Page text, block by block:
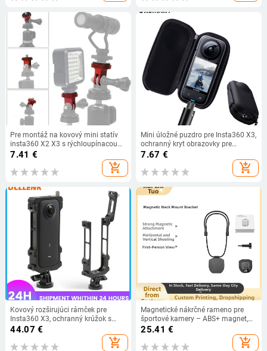
Pre montáž na kovový mini statív
insta360 X2 X3 s rýchloupínacou
základňou 1/4" pre GoPro Hero 11
0 9 a príslušenstvo k akčným
kamerám
7.41 €
add_shopping_cart
Mini úložné puzdro pre Insta360 X3,
ochranný kryt obrazovky pre
športovú kameru, prenosné
ochranné puzdro z PU, vrecko pre
príslušenstvo Insta 360 X3
7.67 €
add_shopping_cart
Kovový rozširujúci rámček pre
Insta360 X3, ochranný krúžok s
klietkou pre králiky, príslušenstvo
44.07 €
add_shopping_cart
Magnetické nákrčné rameno pre
športové kamery – ABS+ magnet,
univerzálna kompatibilita;
kompatibilné s GoPro a DJI Action;
balenie obsahuje 2 držiaky, 1
25.41 €
add_shopping_cart